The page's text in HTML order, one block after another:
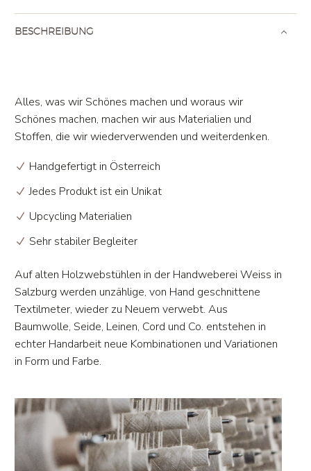
BESCHREIBUNG
Alles, was wir Schönes machen und woraus wir
Schönes machen, machen wir aus Materialien und
Stoffen, die wir wiederverwenden und weiterdenken.
Handgefertigt in Österreich
Jedes Produkt ist ein Unikat
Upcycling Materialien
Sehr stabiler Begleiter
Auf alten Holzwebstühlen in der Handweberei Weiss in
Salzburg werden unzählige, von Hand geschnittene
Textilmeter, wieder zu Neuem verwebt. Aus
Baumwolle, Seide, Leinen, Cord und Co. entstehen in
echter Handarbeit neue Kombinationen und Variationen
in Form und Farbe.